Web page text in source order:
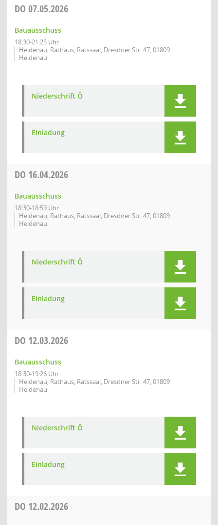
DO 07.05.2026
Bauausschuss
18:30-21:25 Uhr
Heidenau, Rathaus, Ratssaal, Dresdner Str. 47, 01809
Heidenau
Niederschrift Ö
Einladung
DO 16.04.2026
Bauausschuss
18:30-18:59 Uhr
Heidenau, Rathaus, Ratssaal, Dresdner Str. 47, 01809
Heidenau
Niederschrift Ö
Einladung
DO 12.03.2026
Bauausschuss
18:30-19:26 Uhr
Heidenau, Rathaus, Ratssaal, Dresdner Str. 47, 01809
Heidenau
Niederschrift Ö
Einladung
DO 12.02.2026